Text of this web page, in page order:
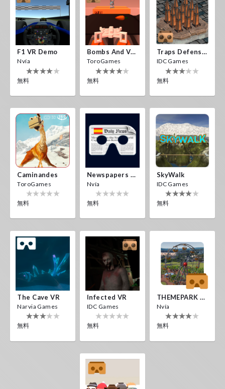
F1 VR Demo
Nvía
無料
Bombs And Veggies
ToroGames
無料
Traps Defense VR
IDC Games
無料
Caminandes
ToroGames
無料
Newspapers Spain VR
Nvía
無料
SkyWalk
IDC Games
無料
The Cave VR
Narvia Games
無料
Infected VR
IDC Games
無料
THEMEPARK VR
Nvía
無料